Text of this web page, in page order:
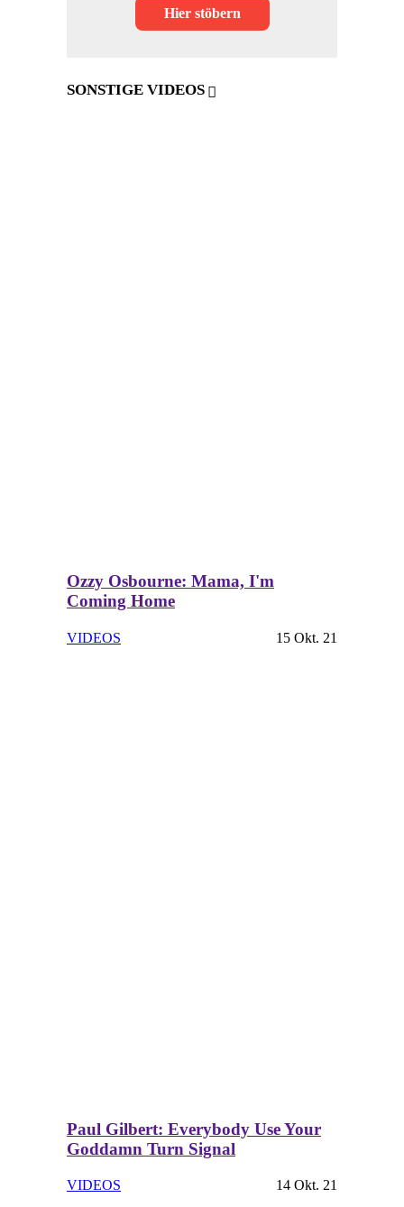
Hier stöbern
SONSTIGE VIDEOS
Ozzy Osbourne: Mama, I'm
Coming Home
VIDEOS 15 Okt. 21
Paul Gilbert: Everybody Use Your
Goddamn Turn Signal
VIDEOS 14 Okt. 21